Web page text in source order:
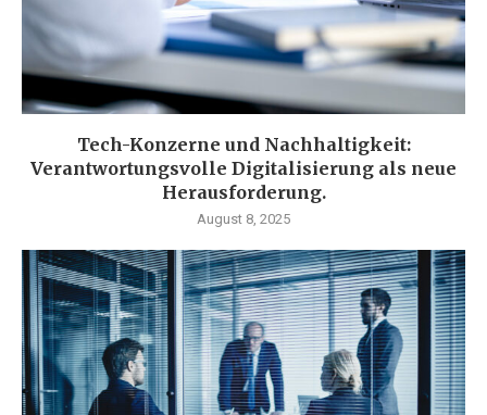
Tech-Konzerne und Nachhaltigkeit:
Verantwortungsvolle Digitalisierung als neue
Herausforderung.
August 8, 2025